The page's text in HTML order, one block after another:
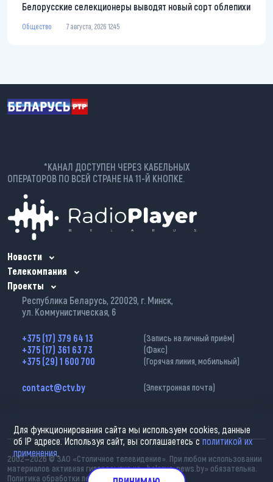
Белорусские селекционеры выводят новый сорт облепихи
Общество 7 августа, 2026 12:45
*КАНАЛ ДОСТУПЕН ЧЕРЕЗ КАБЕЛЬНЫХ
ОПЕРАТОРОВ ПО ВСЕЙ СТРАНЕ НА 11-Й КНОПКЕ.
Новости
Телекомпания
Проекты
Республика Беларусь, 220029, г. Минск,
ул. Коммунистическая, 6
+375 (17) 379 64 13 (Запись на личный приём)
+375 (17) 361 63 73 (Факс)
+375 (29) 1 600 700 (Горячая линия, мобильный)
contact@ctv.by (Электронная почта)
2002—2026 © ЗАО «Столичное телевидение». При любом использовании
материалов активная гиперссылка на «belarus-news.by» обязательна.
Политика обработки персональных данных
Для функционирования сайта мы используем cookies, данные
об IP адресе. Используя сайт, вы соглашаетесь сполитикой их
применения.